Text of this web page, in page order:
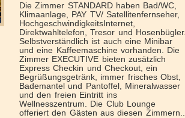
Die Zimmer STANDARD haben Bad/WC,
Klimaanlage, PAY TV/ Satellitenfernseher,
Hochgeschwindigkeits­Internet,
Direktwahltelefon, Tresor und Hosenbügler.
Selbstverständlich ist auch eine Minibar
und eine Kaffeemaschine vorhanden. Die
Zimmer EXECUTIVE bieten zusätzlich
Express Check­in und Check­out, ein
Begrüßungsgetränk, immer frisches Obst,
Bademantel und Pantoffel, Mineralwasser
und den freien Eintritt ins
Wellnesszentrum. Die Club Lounge
offeriert den Gästen aus diesen Zimmern...